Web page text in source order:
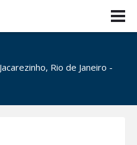
Rio de Janeiro -